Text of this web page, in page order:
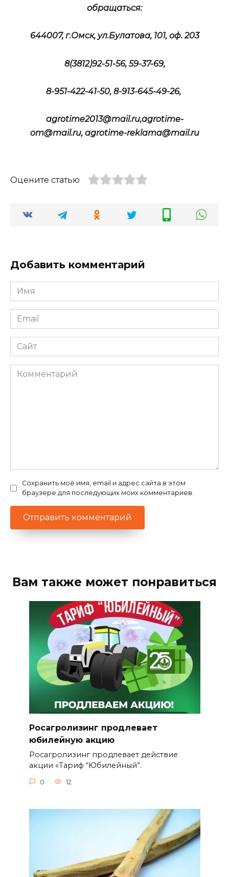
обращаться:
644007, г.Омск, ул.Булатова, 101, оф. 203
8(3812)92-51-56, 59-37-69,
8-951-422-41-50, 8-913-645-49-26,
agrotime2013@mail.ru,agrotime-
om@mail.ru, agrotime-reklama@mail.ru
Оцените статью
Добавить комментарий
Имя
*
Email
*
Сайт
Комментарий
Сохранить моё имя, email и адрес сайта в этом
браузере для последующих моих комментариев.
Вам также может понравиться
Росагролизинг продлевает
юбилейную акцию
Росагролизинг продлевает действие
акции «Тариф “Юбилейный”.
0 12